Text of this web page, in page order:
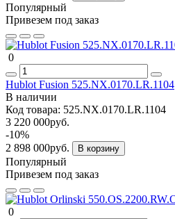
Популярный
Привезем под заказ
0
Hublot Fusion 525.NX.0170.LR.1104
В наличии
Код товара: 525.NX.0170.LR.1104
3 220 000руб.
-10%
2 898 000руб.
В корзину
Популярный
Привезем под заказ
0